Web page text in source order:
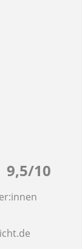
9,5/10